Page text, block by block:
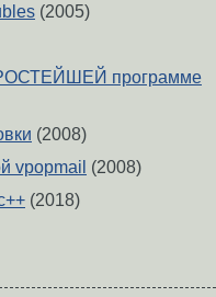
(2005)
программе
(2008)
vpopmail (2008)
(2018)